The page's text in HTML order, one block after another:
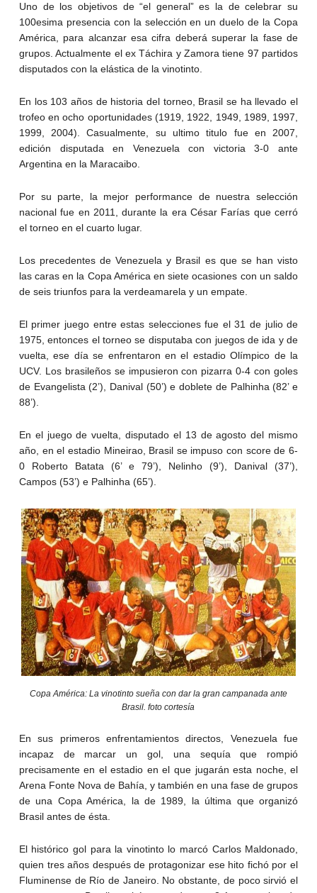
Uno de los objetivos de “el general” es la de celebrar su
100esima presencia con la selección en un duelo de la Copa
América, para alcanzar esa cifra deberá superar la fase de
grupos. Actualmente el ex Táchira y Zamora tiene 97 partidos
disputados con la elástica de la vinotinto.
En los 103 años de historia del torneo, Brasil se ha llevado el
trofeo en ocho oportunidades (1919, 1922, 1949, 1989, 1997,
1999, 2004). Casualmente, su ultimo titulo fue en 2007,
edición disputada en Venezuela con victoria 3-0 ante
Argentina en la Maracaibo.
Por su parte, la mejor performance de nuestra selección
nacional fue en 2011, durante la era César Farías que cerró
el torneo en el cuarto lugar.
Los precedentes de Venezuela y Brasil es que se han visto
las caras en la Copa América en siete ocasiones con un saldo
de seis triunfos para la verdeamarela y un empate.
El primer juego entre estas selecciones fue el 31 de julio de
1975, entonces el torneo se disputaba con juegos de ida y de
vuelta, ese día se enfrentaron en el estadio Olímpico de la
UCV. Los brasileños se impusieron con pizarra 0-4 con goles
de Evangelista (2’), Danival (50’) e doblete de Palhinha (82’ e
88’).
En el juego de vuelta, disputado el 13 de agosto del mismo
año, en el estadio Mineirao, Brasil se impuso con score de 6-
0 Roberto Batata (6’ e 79’), Nelinho (9’), Danival (37’),
Campos (53’) e Palhinha (65’).
Copa América: La vinotinto sueña con dar la gran campanada ante
Brasil. foto cortesía
En sus primeros enfrentamientos directos, Venezuela fue
incapaz de marcar un gol, una sequía que rompió
precisamente en el estadio en el que jugarán esta noche, el
Arena Fonte Nova de Bahía, y también en una fase de grupos
de una Copa América, la de 1989, la última que organizó
Brasil antes de ésta.
El histórico gol para la vinotinto lo marcó Carlos Maldonado,
quien tres años después de protagonizar ese hito fichó por el
Fluminense de Río de Janeiro. No obstante, de poco sirvió el